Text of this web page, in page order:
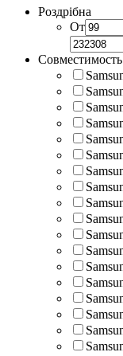
Роздрібна
От
Совместимость